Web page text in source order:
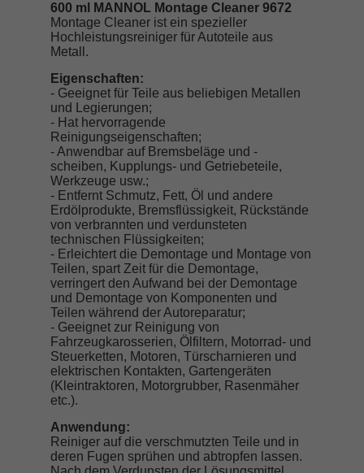
600 ml MANNOL Montage Cleaner 9672
Montage Cleaner ist ein spezieller
Hochleistungsreiniger für Autoteile aus
Metall.
Eigenschaften:
- Geeignet für Teile aus beliebigen Metallen
und Legierungen;
- Hat hervorragende
Reinigungseigenschaften;
- Anwendbar auf Bremsbeläge und -
scheiben, Kupplungs- und Getriebeteile,
Werkzeuge usw.;
- Entfernt Schmutz, Fett, Öl und andere
Erdölprodukte, Bremsflüssigkeit, Rückstände
von verbrannten und verdunsteten
technischen Flüssigkeiten;
- Erleichtert die Demontage und Montage von
Teilen, spart Zeit für die Demontage,
verringert den Aufwand bei der Demontage
und Demontage von Komponenten und
Teilen während der Autoreparatur;
- Geeignet zur Reinigung von
Fahrzeugkarosserien, Ölfiltern, Motorrad- und
Steuerketten, Motoren, Türscharnieren und
elektrischen Kontakten, Gartengeräten
(Kleintraktoren, Motorgrubber, Rasenmäher
etc.).
Anwendung:
Reiniger auf die verschmutzten Teile und in
deren Fugen sprühen und abtropfen lassen.